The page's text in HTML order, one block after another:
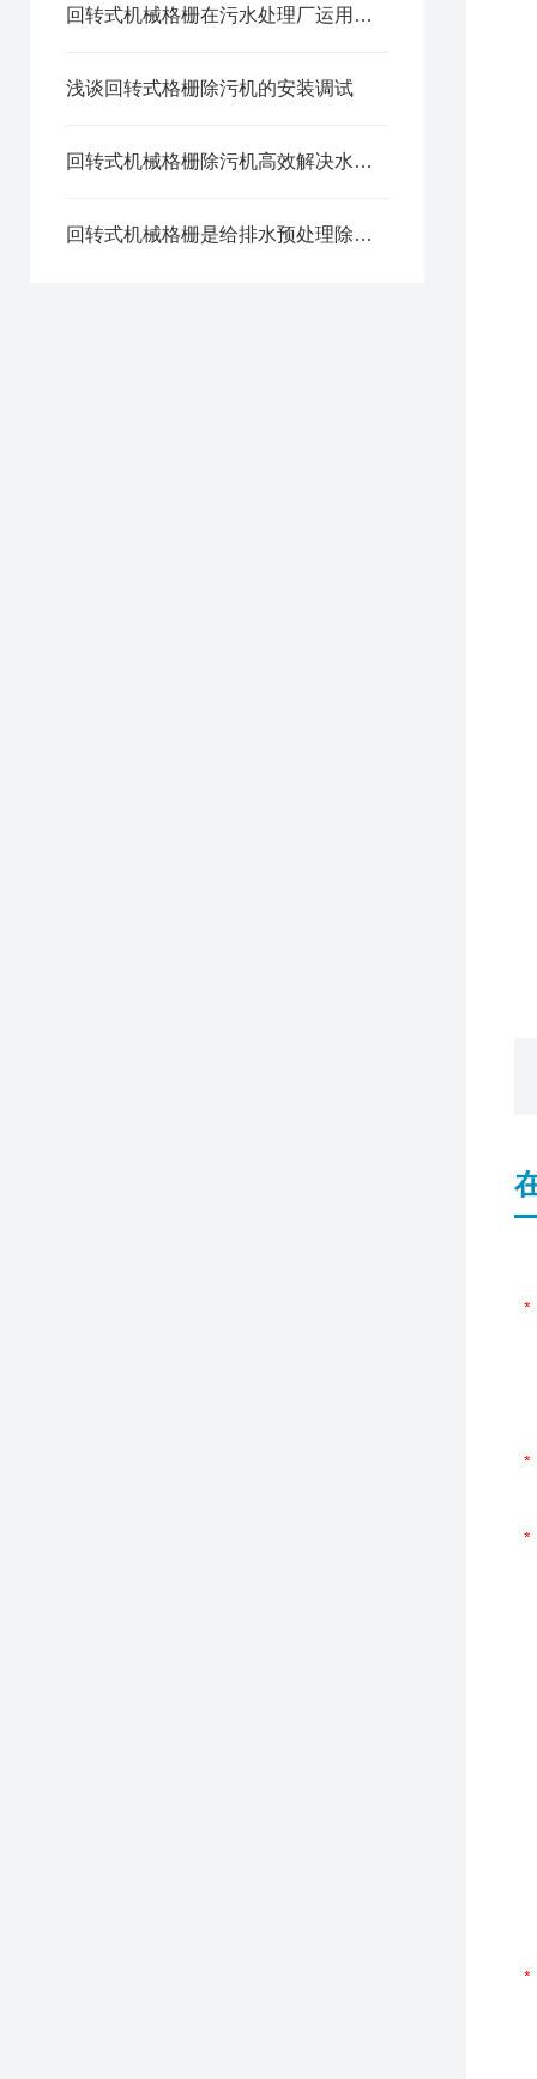
回转式机械格栅在污水处理厂运用有哪些功能?
浅谈回转式格栅除污机的安装调试
回转式机械格栅除污机高效解决水体污染问题
回转式机械格栅是给排水预处理除污成套设备产品之一